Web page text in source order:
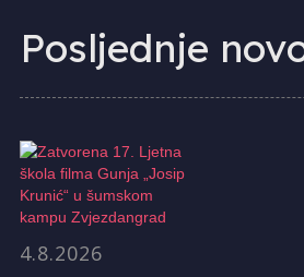
Posljednje
4.8.2026